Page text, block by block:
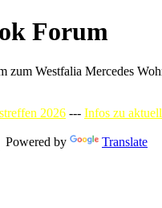
Forum
zum Westfalia Mercedes
2026 --- Infos zu
Powered by
Translate